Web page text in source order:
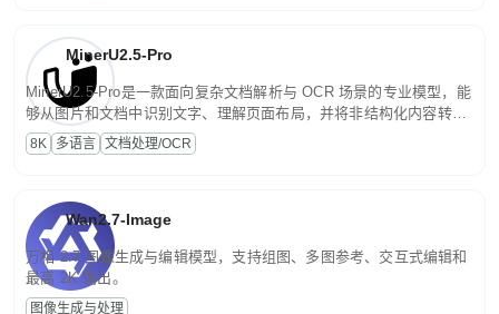
MinerU2.5-Pro
MinerU2.5-Pro是一款面向复杂文档解析与 OCR 场景的专业模型，能
够从图片和文档中识别文字、理解页面布局，并将非结构化内容转换
为便于存储、检索和二次处理的结构化结果。
8K 多语言 文档处理/OCR
Wan2.7-Image
万相 2.7 图像生成与编辑模型，支持组图、多图参考、交互式编辑和
最高 2K 输出。
图像生成与处理